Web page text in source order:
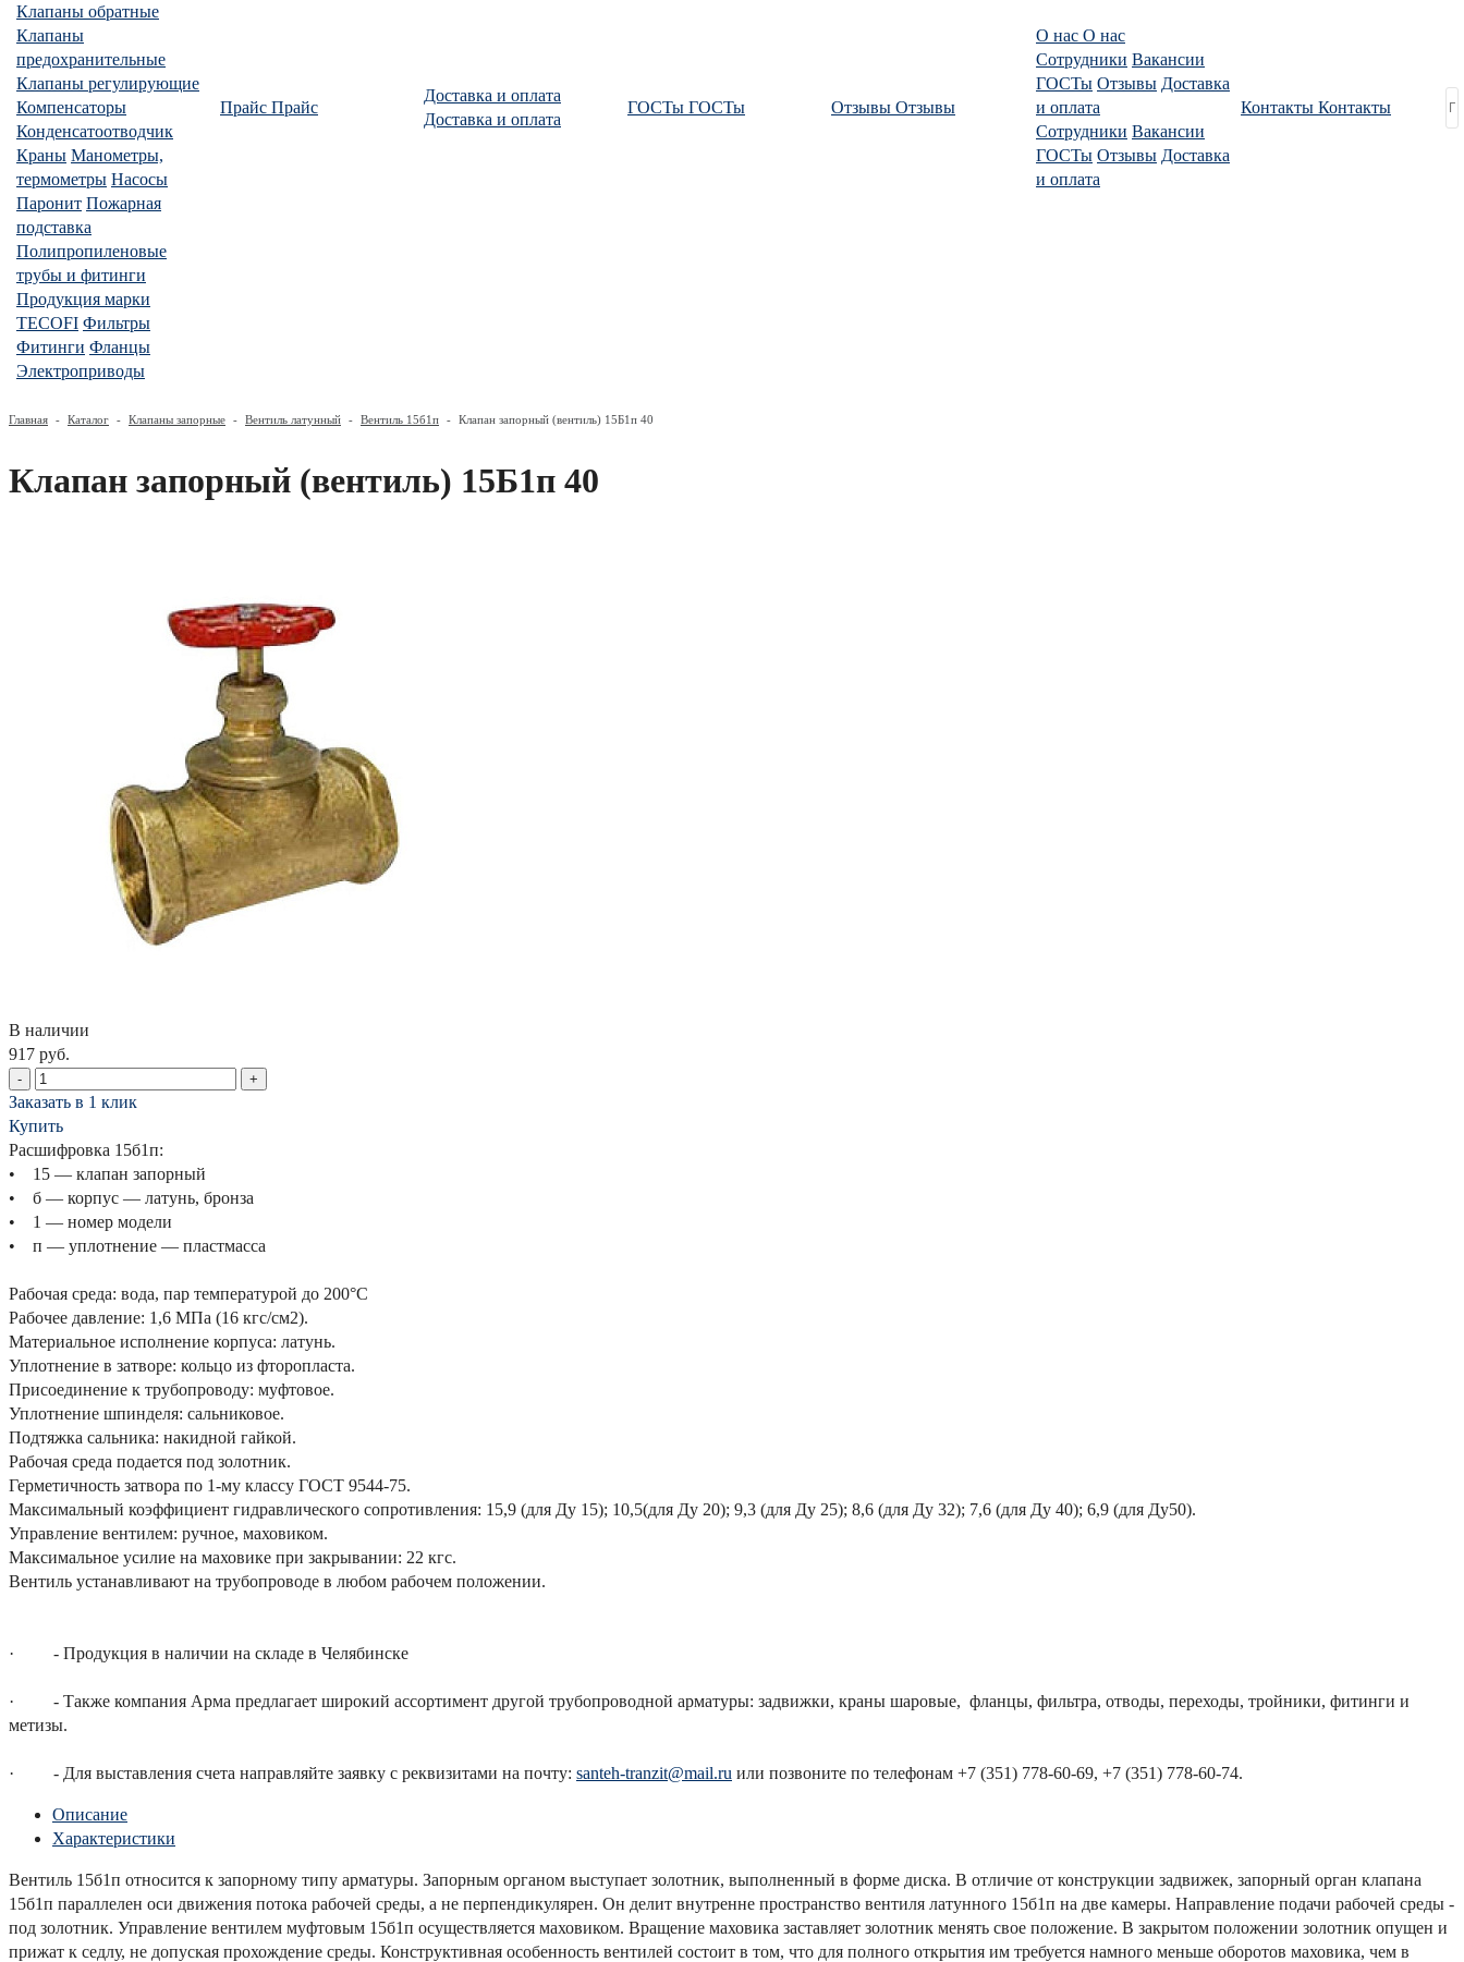
Клапаны обратные
Клапаны
предохранительные
Клапаны регулирующие
Компенсаторы
Конденсатоотводчик
Краны Манометры,
термометры Насосы
Паронит Пожарная
подставка
Полипропиленовые
трубы и фитинги
Продукция марки
TECOFI Фильтры
Фитинги Фланцы
Электроприводы
Прайс Прайс
Доставка и оплата
Доставка и оплата
ГОСТы ГОСТы Отзывы Отзывы
О нас О нас
Сотрудники Вакансии
ГОСТы Отзывы Доставка
и оплата
Сотрудники Вакансии
ГОСТы Отзывы Доставка
и оплата
Контакты Контакты
Главная - Каталог - Клапаны запорные - Вентиль латунный - Вентиль 15б1п - Клапан запорный (вентиль) 15Б1п 40
Клапан запорный (вентиль) 15Б1п 40
В наличии
917 руб.
- +
Заказать в 1 клик
Купить
Расшифровка 15б1п:
• 15 — клапан запорный
• б — корпус — латунь, бронза
• 1 — номер модели
• п — уплотнение — пластмасса
Рабочая среда: вода, пар температурой до 200°С
Рабочее давление: 1,6 МПа (16 кгс/см2).
Материальное исполнение корпуса: латунь.
Уплотнение в затворе: кольцо из фторопласта.
Присоединение к трубопроводу: муфтовое.
Уплотнение шпинделя: сальниковое.
Подтяжка сальника: накидной гайкой.
Рабочая среда подается под золотник.
Герметичность затвора по 1-му классу ГОСТ 9544-75.
Максимальный коэффициент гидравлического сопротивления: 15,9 (для Ду 15); 10,5(для Ду 20); 9,3 (для Ду 25); 8,6 (для Ду 32); 7,6 (для Ду 40); 6,9 (для Ду50).
Управление вентилем: ручное, маховиком.
Максимальное усилие на маховике при закрывании: 22 кгс.
Вентиль устанавливают на трубопроводе в любом рабочем положении.
· - Продукция в наличии на складе в Челябинске
· - Также компания Арма предлагает широкий ассортимент другой трубопроводной арматуры: задвижки, краны шаровые, фланцы, фильтра, отводы, переходы, тройники, фитинги и
метизы.
· - Для выставления счета направляйте заявку с реквизитами на почту: santeh-tranzit@mail.ru или позвоните по телефонам +7 (351) 778-60-69, +7 (351) 778-60-74.
Описание
Характеристики
Вентиль 15б1п относится к запорному типу арматуры. Запорным органом выступает золотник, выполненный в форме диска. В отличие от конструкции задвижек, запорный орган клапана
15б1п параллелен оси движения потока рабочей среды, а не перпендикулярен. Он делит внутренне пространство вентиля латунного 15б1п на две камеры. Направление подачи рабочей среды -
под золотник. Управление вентилем муфтовым 15б1п осуществляется маховиком. Вращение маховика заставляет золотник менять свое положение. В закрытом положении золотник опущен и
прижат к седлу, не допуская прохождение среды. Конструктивная особенность вентилей состоит в том, что для полного открытия им требуется намного меньше оборотов маховика, чем в